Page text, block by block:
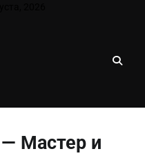
Мастер и